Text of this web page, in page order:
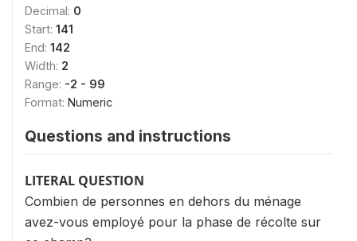
Decimal: 0
Start: 141
End: 142
Width: 2
Range: -2 - 99
Format: Numeric
Questions and instructions
LITERAL QUESTION
Combien de personnes en dehors du ménage
avez-vous employé pour la phase de récolte sur